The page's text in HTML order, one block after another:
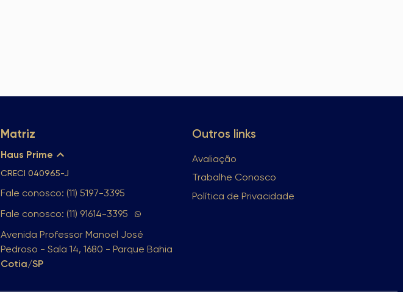
Matriz
Haus Prime
CRECI 040965-J
Fale conosco: (11) 5197-3395
Fale conosco: (11) 91614-3395
Avenida Professor Manoel José
Pedroso - Sala 14, 1680 - Parque Bahia
Cotia/SP
Outros links
Avaliação
Trabalhe Conosco
Política de Privacidade